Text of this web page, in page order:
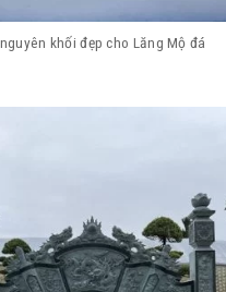
khối đẹp cho Lăng Mộ đá